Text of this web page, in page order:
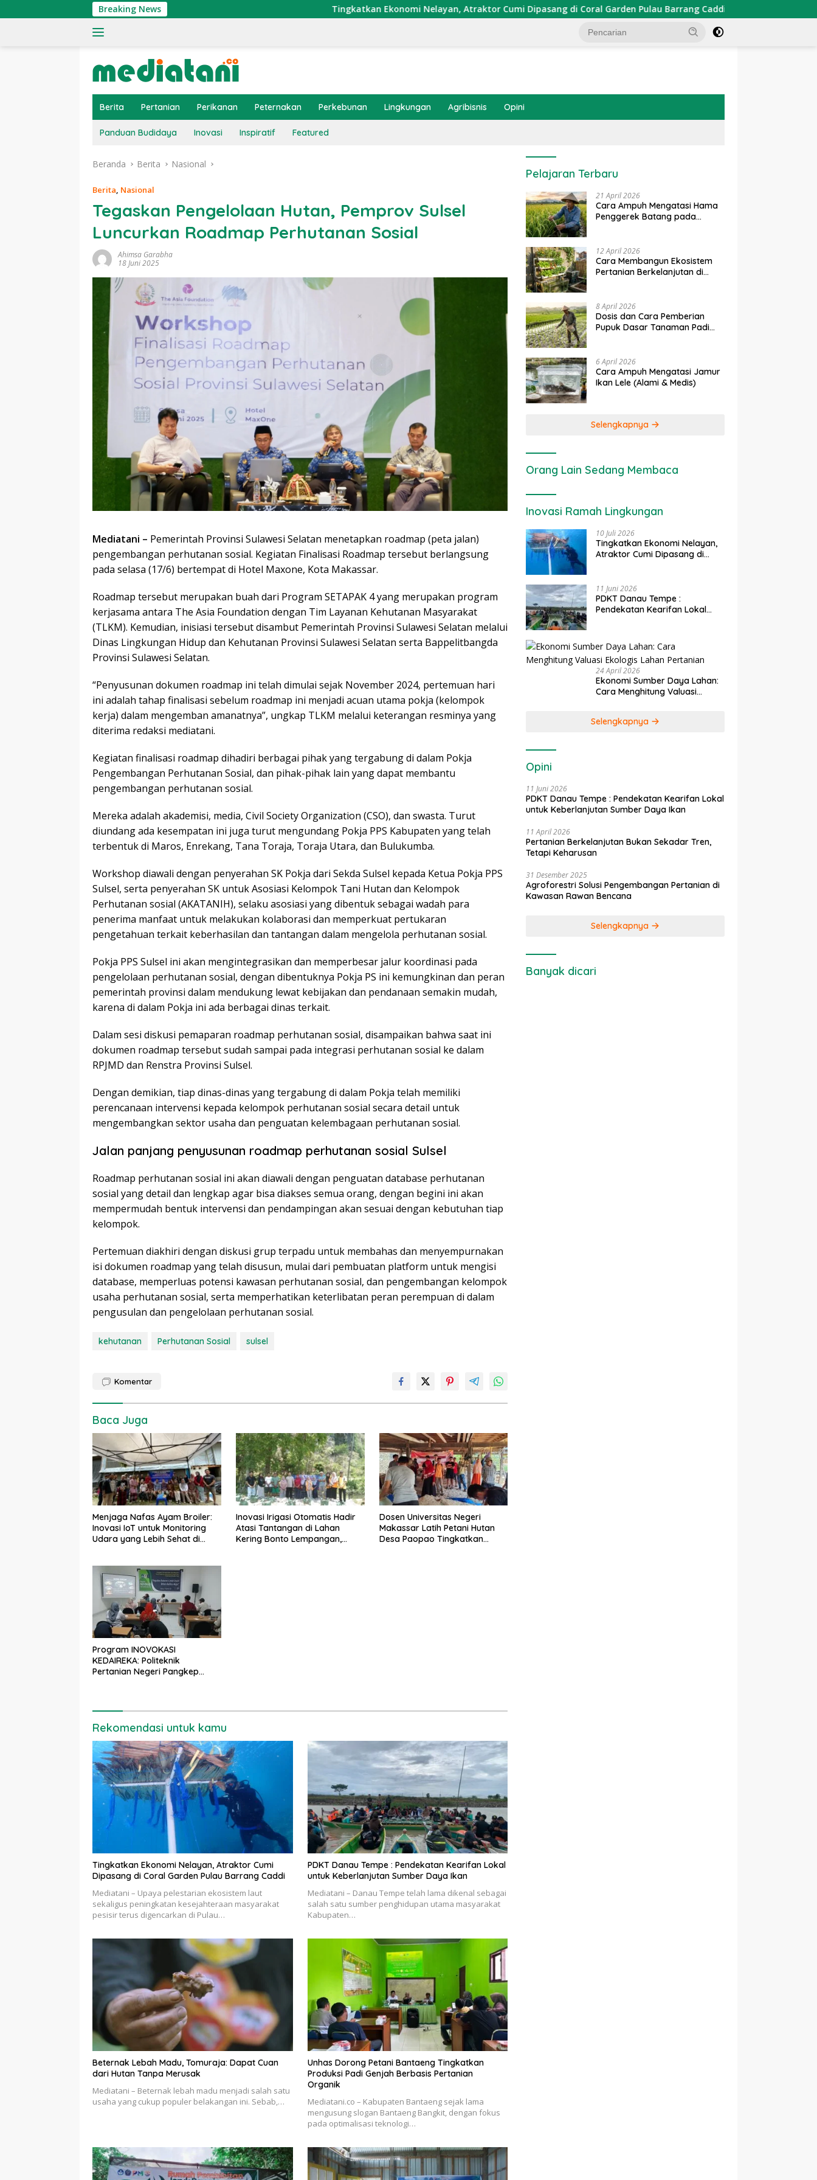
ke
Breaking News Tingkatkan Ekonomi Nelayan, Atraktor Cumi Dipasang di Coral Garden Pulau Barrang Caddi PDKT Danau Tempe :
Berita Pertanian Perikanan Peternakan Perkebunan Lingkungan Agribisnis Opini
Panduan Budidaya Inovasi Inspiratif Featured
Beranda Berita Nasional
Berita, Nasional
Tegaskan Pengelolaan Hutan, Pemprov Sulsel
Luncurkan Roadmap Perhutanan Sosial
Ahimsa Garabha
18 Juni 2025
Mediatani – Pemerintah Provinsi Sulawesi Selatan menetapkan roadmap (peta jalan)
pengembangan perhutanan sosial. Kegiatan Finalisasi Roadmap tersebut berlangsung
pada selasa (17/6) bertempat di Hotel Maxone, Kota Makassar.
Roadmap tersebut merupakan buah dari Program SETAPAK 4 yang merupakan program
kerjasama antara The Asia Foundation dengan Tim Layanan Kehutanan Masyarakat
(TLKM). Kemudian, inisiasi tersebut disambut Pemerintah Provinsi Sulawesi Selatan melalui
Dinas Lingkungan Hidup dan Kehutanan Provinsi Sulawesi Selatan serta Bappelitbangda
Provinsi Sulawesi Selatan.
“Penyusunan dokumen roadmap ini telah dimulai sejak November 2024, pertemuan hari
ini adalah tahap finalisasi sebelum roadmap ini menjadi acuan utama pokja (kelompok
kerja) dalam mengemban amanatnya”, ungkap TLKM melalui keterangan resminya yang
diterima redaksi mediatani.
Kegiatan finalisasi roadmap dihadiri berbagai pihak yang tergabung di dalam Pokja
Pengembangan Perhutanan Sosial, dan pihak-pihak lain yang dapat membantu
pengembangan perhutanan sosial.
Mereka adalah akademisi, media, Civil Society Organization (CSO), dan swasta. Turut
diundang ada kesempatan ini juga turut mengundang Pokja PPS Kabupaten yang telah
terbentuk di Maros, Enrekang, Tana Toraja, Toraja Utara, dan Bulukumba.
Workshop diawali dengan penyerahan SK Pokja dari Sekda Sulsel kepada Ketua Pokja PPS
Sulsel, serta penyerahan SK untuk Asosiasi Kelompok Tani Hutan dan Kelompok
Perhutanan sosial (AKATANIH), selaku asosiasi yang dibentuk sebagai wadah para
penerima manfaat untuk melakukan kolaborasi dan memperkuat pertukaran
pengetahuan terkait keberhasilan dan tantangan dalam mengelola perhutanan sosial.
Pokja PPS Sulsel ini akan mengintegrasikan dan memperbesar jalur koordinasi pada
pengelolaan perhutanan sosial, dengan dibentuknya Pokja PS ini kemungkinan dan peran
pemerintah provinsi dalam mendukung lewat kebijakan dan pendanaan semakin mudah,
karena di dalam Pokja ini ada berbagai dinas terkait.
Dalam sesi diskusi pemaparan roadmap perhutanan sosial, disampaikan bahwa saat ini
dokumen roadmap tersebut sudah sampai pada integrasi perhutanan sosial ke dalam
RPJMD dan Renstra Provinsi Sulsel.
Dengan demikian, tiap dinas-dinas yang tergabung di dalam Pokja telah memiliki
perencanaan intervensi kepada kelompok perhutanan sosial secara detail untuk
mengembangkan sektor usaha dan penguatan kelembagaan perhutanan sosial.
Jalan panjang penyusunan roadmap perhutanan sosial Sulsel
Roadmap perhutanan sosial ini akan diawali dengan penguatan database perhutanan
sosial yang detail dan lengkap agar bisa diakses semua orang, dengan begini ini akan
mempermudah bentuk intervensi dan pendampingan akan sesuai dengan kebutuhan tiap
kelompok.
Pertemuan diakhiri dengan diskusi grup terpadu untuk membahas dan menyempurnakan
isi dokumen roadmap yang telah disusun, mulai dari pembuatan platform untuk mengisi
database, memperluas potensi kawasan perhutanan sosial, dan pengembangan kelompok
usaha perhutanan sosial, serta memperhatikan keterlibatan peran perempuan di dalam
pengusulan dan pengelolaan perhutanan sosial.
kehutanan Perhutanan Sosial sulsel
Komentar
Baca Juga
Menjaga Nafas Ayam Broiler:
Inovasi IoT untuk Monitoring
Udara yang Lebih Sehat di
Inovasi Irigasi Otomatis Hadir
Atasi Tantangan di Lahan
Kering Bonto Lempangan,
Dosen Universitas Negeri
Makassar Latih Petani Hutan
Desa Paopao Tingkatkan
Program INOVOKASI
KEDAIREKA: Politeknik
Pertanian Negeri Pangkep
Rekomendasi untuk kamu
Tingkatkan Ekonomi Nelayan, Atraktor Cumi
Dipasang di Coral Garden Pulau Barrang Caddi
Mediatani – Upaya pelestarian ekosistem laut
sekaligus peningkatan kesejahteraan masyarakat
pesisir terus digencarkan di Pulau…
PDKT Danau Tempe : Pendekatan Kearifan Lokal
untuk Keberlanjutan Sumber Daya Ikan
Mediatani – Danau Tempe telah lama dikenal sebagai
salah satu sumber penghidupan utama masyarakat
Kabupaten…
Beternak Lebah Madu, Tomuraja: Dapat Cuan
dari Hutan Tanpa Merusak
Mediatani – Beternak lebah madu menjadi salah satu
usaha yang cukup populer belakangan ini. Sebab,…
Unhas Dorong Petani Bantaeng Tingkatkan
Produksi Padi Genjah Berbasis Pertanian
Organik
Mediatani.co – Kabupaten Bantaeng sejak lama
mengusung slogan Bantaeng Bangkit, dengan fokus
pada optimalisasi teknologi…
Pelajaran Terbaru
21 April 2026
Cara Ampuh Mengatasi Hama
Penggerek Batang pada
12 April 2026
Cara Membangun Ekosistem
Pertanian Berkelanjutan di
8 April 2026
Dosis dan Cara Pemberian
Pupuk Dasar Tanaman Padi
6 April 2026
Cara Ampuh Mengatasi Jamur
Ikan Lele (Alami & Medis)
Selengkapnya
Orang Lain Sedang Membaca
Inovasi Ramah Lingkungan
10 Juli 2026
Tingkatkan Ekonomi Nelayan,
Atraktor Cumi Dipasang di
11 Juni 2026
PDKT Danau Tempe :
Pendekatan Kearifan Lokal
24 April 2026
Ekonomi Sumber Daya Lahan:
Cara Menghitung Valuasi
Selengkapnya
Opini
11 Juni 2026
PDKT Danau Tempe : Pendekatan Kearifan Lokal
untuk Keberlanjutan Sumber Daya Ikan
11 April 2026
Pertanian Berkelanjutan Bukan Sekadar Tren,
Tetapi Keharusan
31 Desember 2025
Agroforestri Solusi Pengembangan Pertanian di
Kawasan Rawan Bencana
Selengkapnya
Banyak dicari